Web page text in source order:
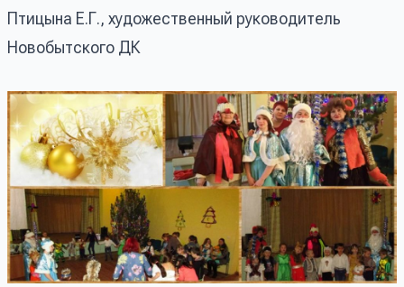
Птицына Е.Г., художественный руководитель
Новобытского ДК